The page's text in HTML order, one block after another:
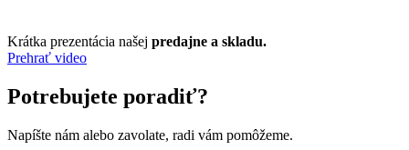
Krátka prezentácia našej predajne a skladu.
Prehrať video
Potrebujete poradiť?
Napíšte nám alebo zavolate, radi vám pomôžeme.